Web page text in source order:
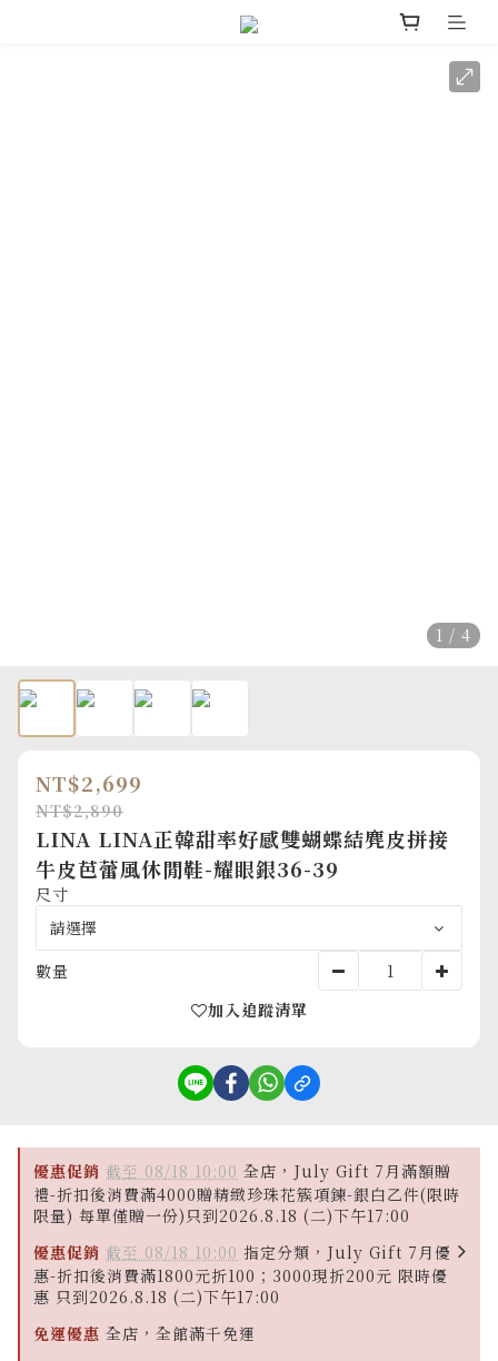
1 / 4
NT$2,699
NT$2,890
LINA LINA正韓甜率好感雙蝴蝶結麂皮拼接
牛皮芭蕾風休閒鞋-耀眼銀36-39
尺寸
數量
加入追蹤清單
優惠促銷 截至 08/18 10:00 全店，July Gift 7月滿額贈
禮-折扣後消費滿4000贈精緻珍珠花簇項鍊-銀白乙件(限時
限量) 每單僅贈一份)只到2026.8.18 (二)下午17:00
優惠促銷 截至 08/18 10:00 指定分類，July Gift 7月優
惠-折扣後消費滿1800元折100；3000現折200元 限時優
惠 只到2026.8.18 (二)下午17:00
免運優惠 全店，全館滿千免運